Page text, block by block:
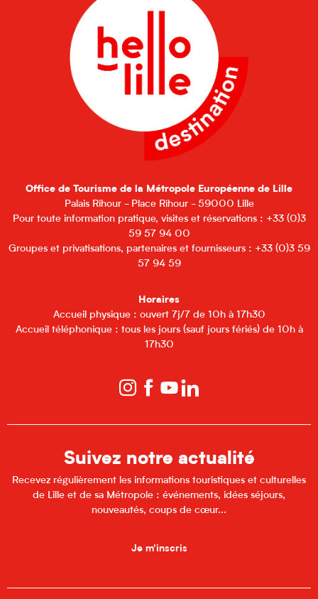
Office de Tourisme de la Métropole Européenne de Lille
Palais Rihour - Place Rihour - 59000 Lille
Pour toute information pratique, visites et réservations : +33 (0)3
59 57 94 00
Groupes et privatisations, partenaires et fournisseurs : +33 (0)3 59
57 94 59
Horaires
Accueil physique : ouvert 7j/7 de 10h à 17h30
Accueil téléphonique : tous les jours (sauf jours fériés) de 10h à
17h30
Suivez notre actualité
Recevez régulièrement les informations touristiques et culturelles
de Lille et de sa Métropole : événements, idées séjours,
nouveautés, coups de cœur...
Je m'inscris